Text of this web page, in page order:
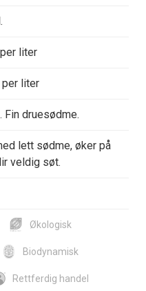
liter
per liter
Fin druesødme.
lett sødme, øker på
veldig søt.
Økologisk
Biodynamisk
Rettferdig handel